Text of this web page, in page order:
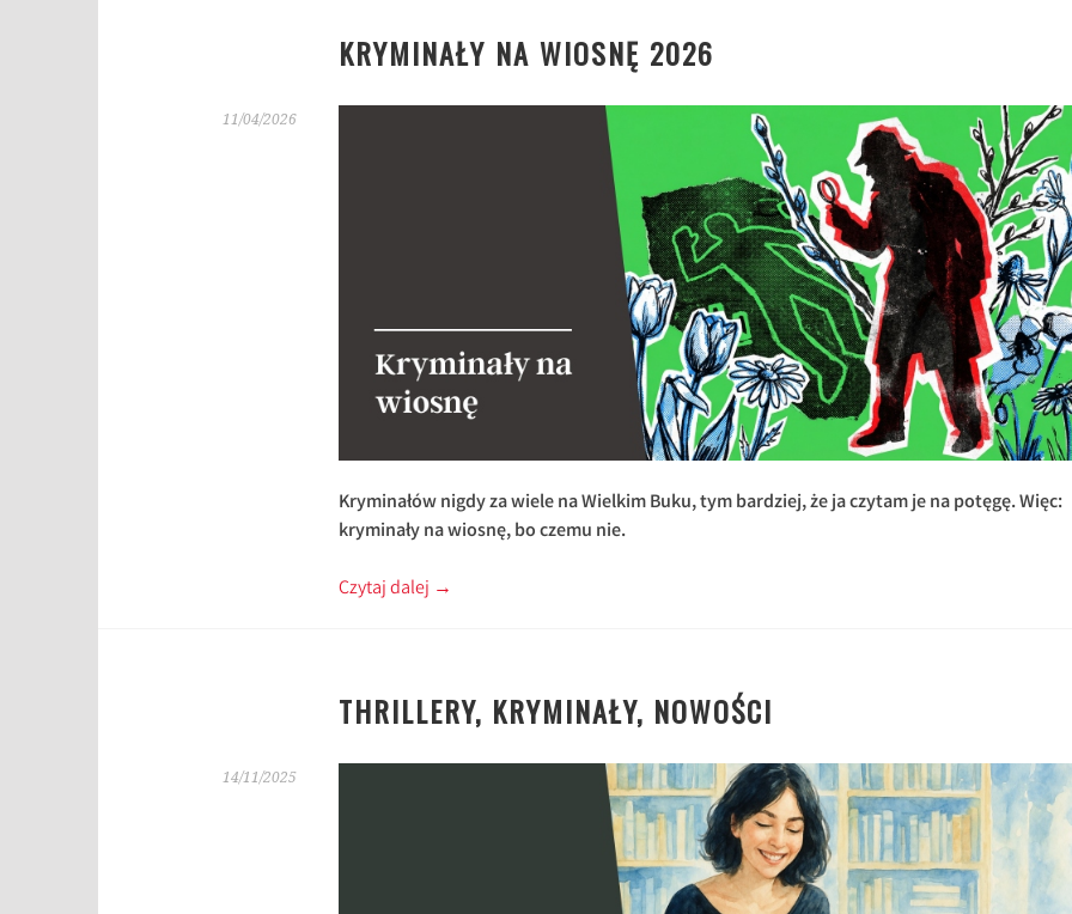
KRYMINAŁY NA WIOSNĘ 2026
11/04/2026
Kryminałów nigdy za wiele na Wielkim Buku, tym bardziej, że ja czytam je na potęgę. Więc:
kryminały na wiosnę, bo czemu nie.
Czytaj dalej →
THRILLERY, KRYMINAŁY, NOWOŚCI
14/11/2025